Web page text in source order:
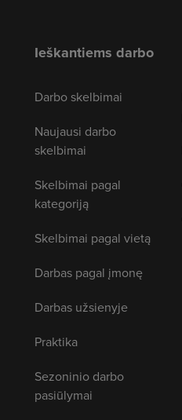
Ieškantiems darbo
Darbo skelbimai
Naujausi darbo
skelbimai
Skelbimai pagal
kategoriją
Skelbimai pagal vietą
Darbas pagal įmonę
Darbas užsienyje
Praktika
Sezoninio darbo
pasiūlymai